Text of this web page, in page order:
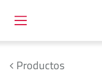
Productos